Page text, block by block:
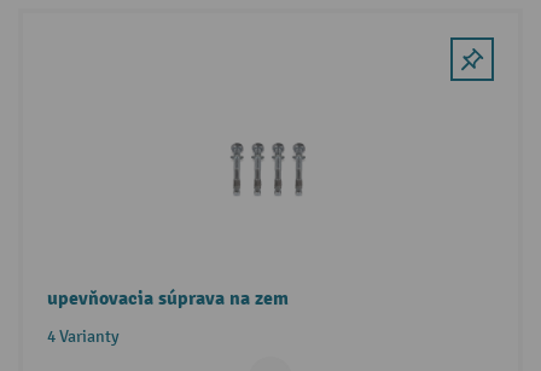
upevňovacia súprava na zem
4 Varianty